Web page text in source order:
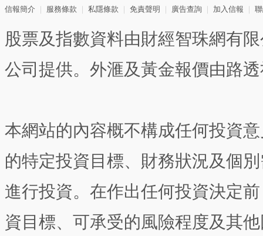
信報簡介 服務條款 私隱條款 免責聲明 廣告查詢 加入信報
股票及指數資料由財經智珠網有
公司提供。外滙及黃金報價由路
本網站的內容概不構成任何投資
的特定投資目標、財務狀況及個
進行投資。在作出任何投資決定
資目標、可承受的風險程度及其